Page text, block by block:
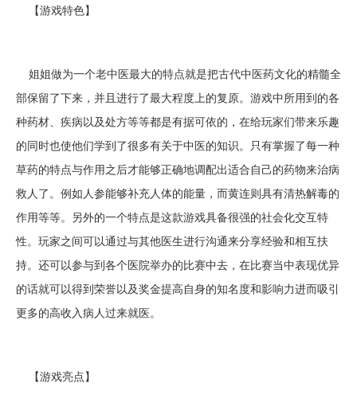
【游戏特色】
姐姐做为一个老中医最大的特点就是把古代中医药文化的精髓全
部保留了下来，并且进行了最大程度上的复原。游戏中所用到的各
种药材、疾病以及处方等等都是有据可依的，在给玩家们带来乐趣
的同时也使他们学到了很多有关于中医的知识。只有掌握了每一种
草药的特点与作用之后才能够正确地调配出适合自己的药物来治病
救人了。例如人参能够补充人体的能量，而黄连则具有清热解毒的
作用等等。另外的一个特点是这款游戏具备很强的社会化交互特
性。玩家之间可以通过与其他医生进行沟通来分享经验和相互扶
持。还可以参与到各个医院举办的比赛中去，在比赛当中表现优异
的话就可以得到荣誉以及奖金提高自身的知名度和影响力进而吸引
更多的高收入病人过来就医。
【游戏亮点】